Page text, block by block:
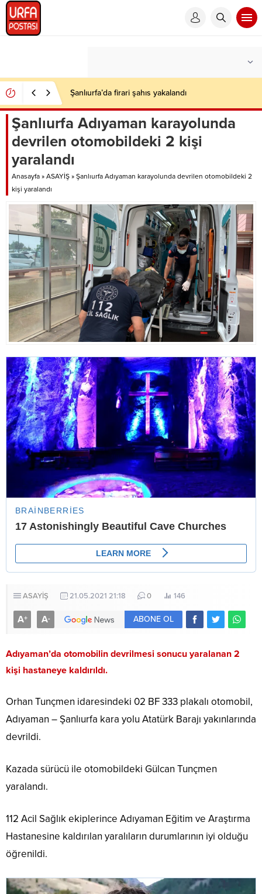
Şanlıurfa’da firari şahıs yakalandı
Şanlıurfa Adıyaman karayolunda
devrilen otomobildeki 2 kişi
yaralandı
Anasayfa » ASAYİŞ » Şanlıurfa Adıyaman karayolunda devrilen otomobildeki 2
kişi yaralandı
ASAYİŞ 21.05.2021 21:18 0 146
A+ A- ABONE OL
Adıyaman’da otomobilin devrilmesi sonucu yaralanan 2
kişi hastaneye kaldırıldı.
Orhan Tunçmen idaresindeki 02 BF 333 plakalı otomobil,
Adıyaman – Şanlıurfa kara yolu Atatürk Barajı yakınlarında
devrildi.
Kazada sürücü ile otomobildeki Gülcan Tunçmen
yaralandı.
112 Acil Sağlık ekiplerince Adıyaman Eğitim ve Araştırma
Hastanesine kaldırılan yaralıların durumlarının iyi olduğu
öğrenildi.